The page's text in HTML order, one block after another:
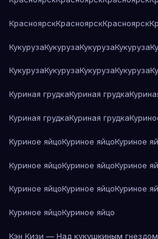
КрасноярскКрасноярскКрасноярск
КукурузаКукурузаКукурузаКукуруза
КукурузаКукурузаКукурузаКукуруза
Куриная грудкаКуриная грудка
Куриная грудкаКуриная грудка
Куриное яйцоКуриное яйцоКуриное
Куриное яйцоКуриное яйцоКуриное
Куриное яйцоКуриное яйцоКуриное
Куриное яйцоКуриное яйцо
Кэн Кизи — Над кукушкиным гнездом